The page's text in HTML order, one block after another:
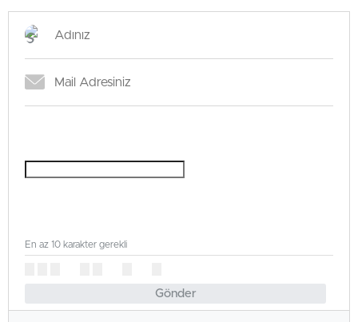
Gönder
En az 10 karakter gerekli